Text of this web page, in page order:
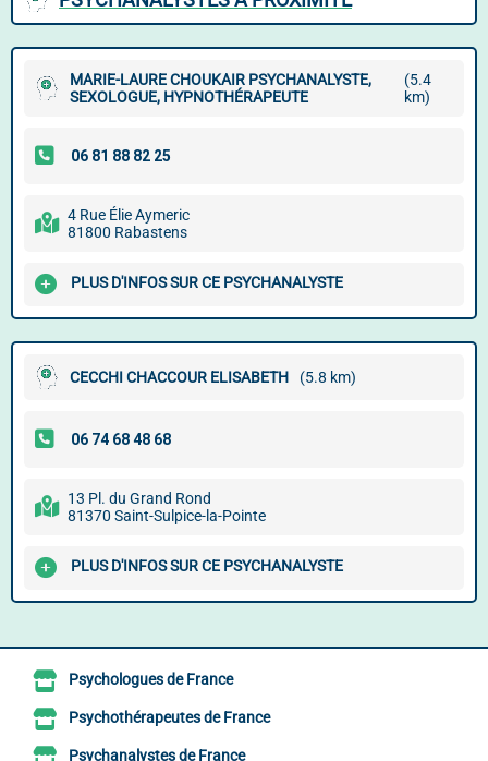
MARIE-LAURE CHOUKAIR PSYCHANALYSTE,
SEXOLOGUE, HYPNOTHÉRAPEUTE
(5.4
km)
4 Rue Élie Aymeric
81800 Rabastens
PLUS D'INFOS SUR CE PSYCHANALYSTE
CECCHI CHACCOUR ELISABETH (5.8 km)
13 Pl. du Grand Rond
81370 Saint-Sulpice-la-Pointe
PLUS D'INFOS SUR CE PSYCHANALYSTE
Psychologues de France
Psychothérapeutes de France
Psychanalystes de France